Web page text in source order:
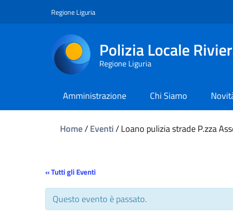
Regione Liguria
Polizia Locale
Regione Liguria
Amministrazione Chi Siamo
Home/Eventi/Loano pulizia strade P.zza
« Tutti gli Eventi
Questo evento è passato.